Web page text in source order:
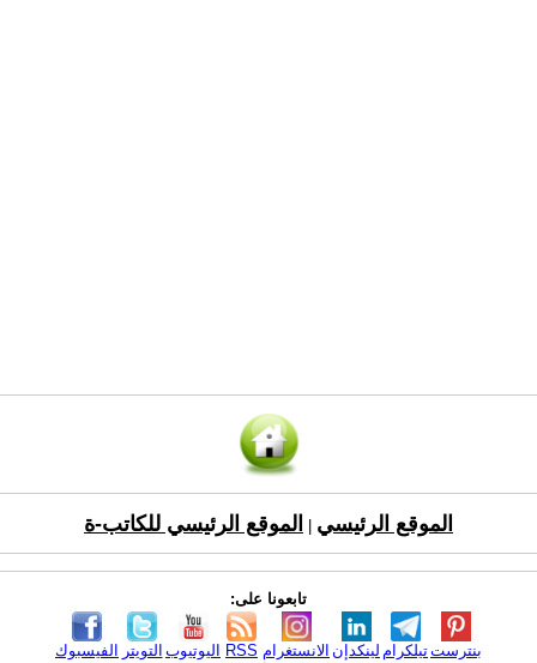
الموقع الرئيسي الموقع الرئيسي للكاتب-ة
تابعونا على:
الفيسبوك التويتر اليوتيوب RSS الانستغرام لينكدإن تيلكرامبنترست